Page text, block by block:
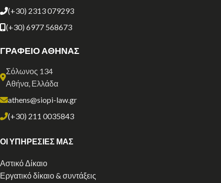
(+30) 2313 079293
(+30) 6977 568673
ΓΡΑΦΕΙΟ ΑΘΗΝΑΣ
Σόλωνος 134
Αθήνα, Ελλάδα
athens@siopi-law.gr
(+30) 211 0035843
ΟΙ ΥΠΗΡΕΣΙΕΣ ΜΑΣ
Αστικό Δίκαιο
Εργατικό δίκαιο & συντάξεις